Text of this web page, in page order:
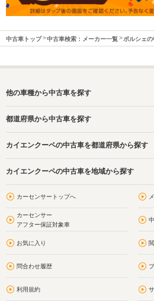
中古車トップ 中古車検索：メーカー一覧 ポルシェ
他の車種から中古車を探す
都道府県から中古車を探す
カイエンクーペの中古車を都道府県から探す
カイエンクーペの中古車を地域から探す
カーセンサートップへ
カーセンサー
アフター保証対象車
お気に入り
問合わせ履歴
利用規約